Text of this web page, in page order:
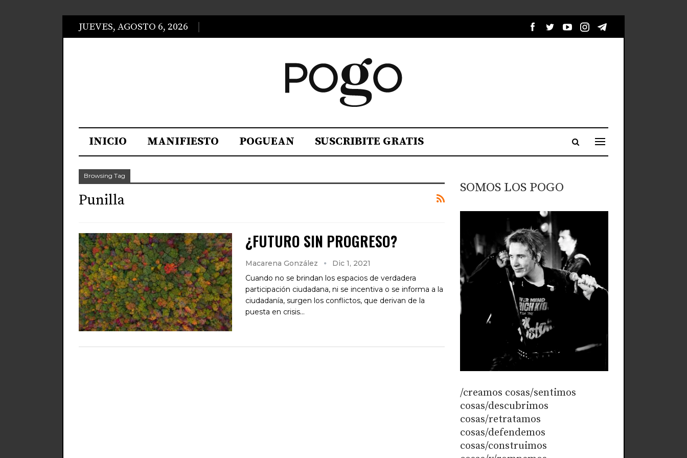
JUEVES, AGOSTO 6, 2026
INICIO MANIFIESTO POGUEAN SUSCRIBITE GRATIS
Browsing Tag
Punilla
¿FUTURO SIN PROGRESO?
Macarena González
Dic 1, 2021
Cuando no se brindan los espacios de verdadera
participación ciudadana, ni se incentiva o se informa a la
ciudadanía, surgen los conflictos, que derivan de la
puesta en crisis…
SOMOS LOS POGO
/creamos cosas/sentimos
cosas/descubrimos
cosas/retratamos
cosas/defendemos
cosas/construimos